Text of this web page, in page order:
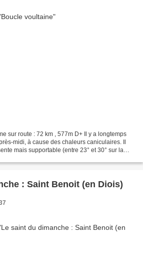
sur route : 72 km , 577m D+ Il y a longtemps
midi, à cause des chaleurs caniculaires. Il
mais supportable (entre 23° et 30° sur la
: Saint Benoit (en Diois)